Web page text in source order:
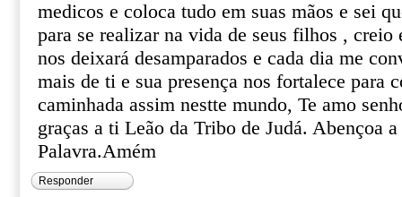
medicos e coloca tudo em suas mãos e sei
para se realizar na vida de seus filhos , creio
nos deixará desamparados e cada dia me
mais de ti e sua presença nos fortalece para
caminhada assim nestte mundo, Te amo
graças a ti Leão da Tribo de Judá. Abençoa
Palavra.Amém
Responder